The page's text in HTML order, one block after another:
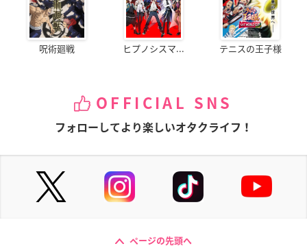
呪術廻戦 ヒプノシスマ... テニスの王子様
OFFICIAL SNS
フォローしてより楽しいオタクライフ！
ページの先頭へ